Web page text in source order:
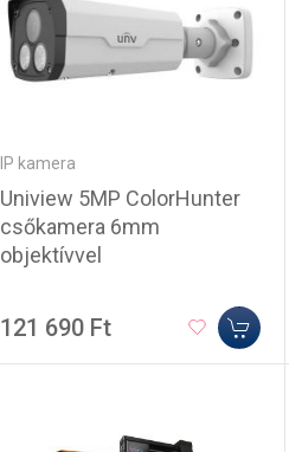
IP kamera
Uniview 5MP ColorHunter
csőkamera 6mm
objektívvel
121 690 Ft